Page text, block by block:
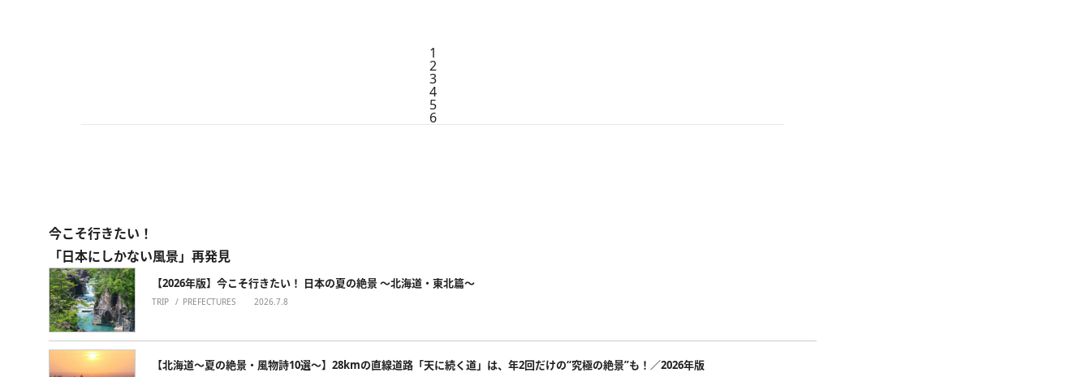
1
2
3
4
5
6
今こそ行きたい！
「日本にしかない風景」再発見
【2026年版】今こそ行きたい！ 日本の夏の絶景 ～北海道・東北篇～
TRIP PREFECTURES 2026.7.8
【北海道～夏の絶景・風物詩10選～】28kmの直線道路「天に続く道」は、年2回だけの“究極の絶景”も！／2026年版